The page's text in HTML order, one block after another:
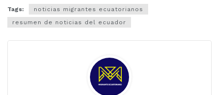
Tags:
noticias migrantes ecuatorianos
resumen de noticias del ecuador